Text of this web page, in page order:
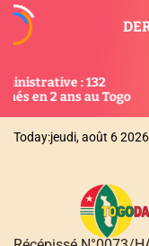
Togo : 28
la justice
Today:jeudi, août 6 2026